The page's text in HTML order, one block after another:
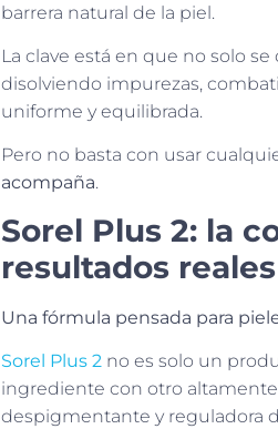
barrera natural de la piel.
La clave está en que no solo
disolviendo impurezas,
uniforme y equilibrada.
Pero no basta con usar
acompaña.
Sorel Plus 2: la
resultados reales
Una fórmula pensada para
Sorel Plus 2 no es solo un
ingrediente con otro altamente
despigmentante y reguladora